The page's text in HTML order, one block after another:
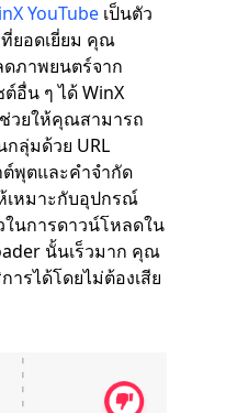
YouTube เป็นตัว
ยอดเยี่ยม คุณ
ภาพยนตร์จาก
อื่น ๆ ได้ WinX
วยให้คุณสามารถ
ลุ่มด้วย URL
พุตและคำจำกัด
เหมาะกับอุปกรณ์
ในการดาวน์โหลดใน
นั้นเร็วมาก คุณ
ารได้โดยไม่ต้องเสีย